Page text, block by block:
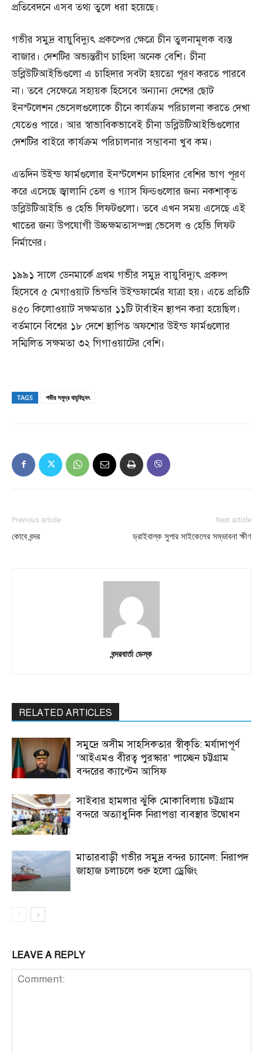
প্রতিবেদনে এসব তথ্য তুলে ধরা হয়েছে।
গভীর সমুদ্র বায়ুবিদ্যুৎ প্রকল্পের ক্ষেত্রে চীন তুলনামূলক ব্যস্ত
বাজার। দেশটির অভ্যন্তরীণ চাহিদা অনেক বেশি। চীনা
ডব্লিউটিআইভিগুলো এ চাহিদার সবটা হয়তো পূরণ করতে পারবে
না। তবে সেক্ষেত্রে সহায়ক হিসেবে অন্যান্য দেশের ছোট
ইনস্টলেশন ভেসেলগুলোকে চীনে কার্যক্রম পরিচালনা করতে দেখা
যেতেও পারে। আর স্বাভাবিকভাবেই চীনা ডব্লিউটিআইভিগুলোর
দেশটির বাইরে কার্যক্রম পরিচালনার সম্ভাবনা খুব কম।
এতদিন উইন্ড ফার্মগুলোর ইনস্টলেশন চাহিদার বেশির ভাগ পূরণ
করে এসেছে জ্বালানি তেল ও গ্যাস ফিল্ডগুলোর জন্য নকশাকৃত
ডব্লিউটিআইভি ও হেভি লিফটগুলো। তবে এখন সময় এসেছে এই
খাতের জন্য উপযোগী উচ্চক্ষমতাসম্পন্ন ভেসেল ও হেভি লিফট
নির্মাণের।
১৯৯১ সালে ডেনমার্কে প্রথম গভীর সমুদ্র বায়ুবিদ্যুৎ প্রকল্প
হিসেবে ৫ মেগাওয়াট ভিন্ডবি উইন্ডফার্মের যাত্রা হয়। এতে প্রতিটি
৪৫০ কিলোওয়াট সক্ষমতার ১১টি টার্বাইন স্থাপন করা হয়েছিল।
বর্তমানে বিশ্বের ১৮ দেশে স্থাপিত অফশোর উইন্ড ফার্মগুলোর
সম্মিলিত সক্ষমতা ৩২ গিগাওয়াটের বেশি।
TAGS গভীর সমুদ্র বায়ুবিদ্যুৎ
Previous article
কোবে বন্দর
Next article
ড্রাইবাল্ক সুপার সাইকেলের সম্ভাবনা ক্ষীণ
বন্দরবার্তা ডেস্ক
RELATED ARTICLES
সমুদ্রে অসীম সাহসিকতার স্বীকৃতি: মর্যাদাপূর্ণ
‘আইএমও বীরত্ব পুরস্কার’ পাচ্ছেন চট্টগ্রাম
বন্দরের ক্যাপ্টেন আসিফ
সাইবার হামলার ঝুঁকি মোকাবিলায় চট্টগ্রাম
বন্দরে অত্যাধুনিক নিরাপত্তা ব্যবস্থার উদ্বোধন
মাতারবাড়ী গভীর সমুদ্র বন্দর চ্যানেল: নিরাপদ
জাহাজ চলাচলে শুরু হলো ড্রেজিং
LEAVE A REPLY